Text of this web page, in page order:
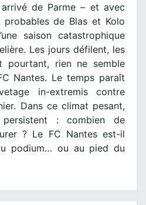
de Parme – et avec
de Blas et Kolo
saison catastrophique
Les jours défilent, les
pourtant, rien ne semble
Nantes. Le temps paraît
in-extremis contre
Dans ce climat pesant,
persistent : combien de
? Le FC Nantes est-il
podium… ou au pied du